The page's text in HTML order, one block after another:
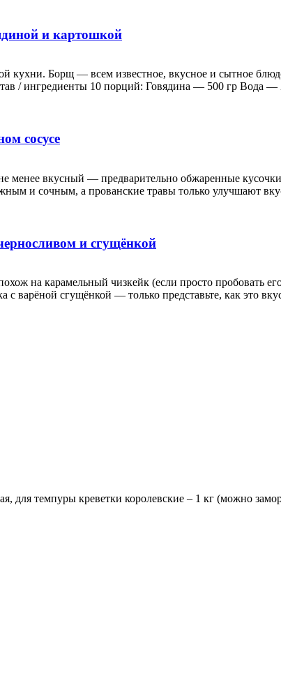
и картошкой
кухни. Борщ — всем известное, вкусное и сытное
/ ингредиенты 10 порций: Говядина — 500 гр Вода
сосусе
менее вкусный — предварительно обжаренные
и сочным, а прованские травы только улучшают
и сгущёнкой
на карамельный чизкейк (если просто пробовать
с варёной сгущёнкой — только представьте, как это
темпуры креветки королевские – 1 кг (можно